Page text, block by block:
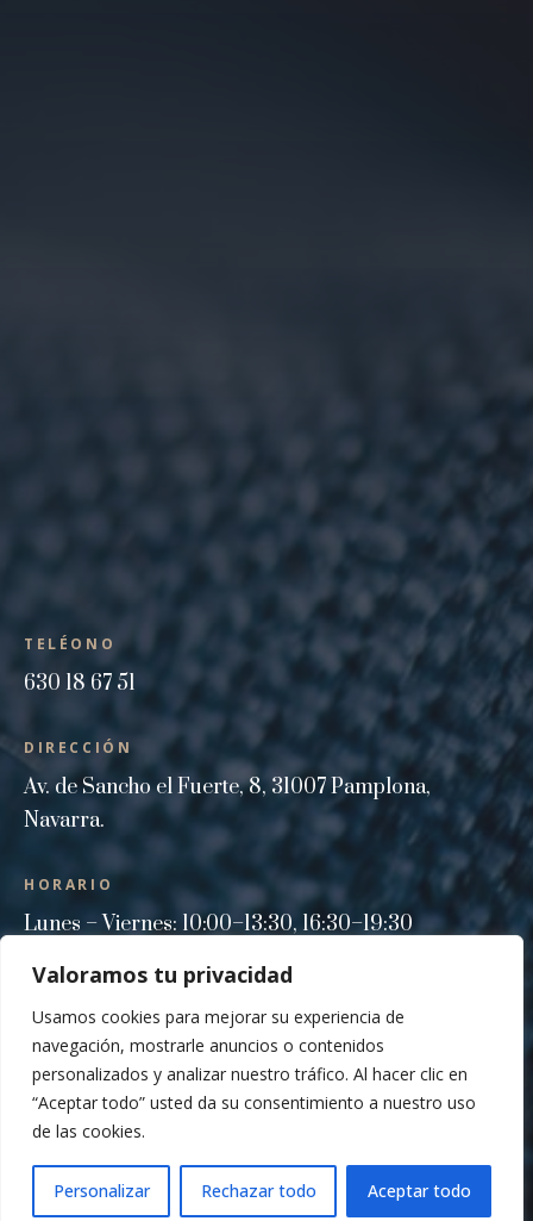
Valoramos tu privacidad
Usamos cookies para mejorar su experiencia de
navegación, mostrarle anuncios o contenidos
personalizados y analizar nuestro tráfico. Al hacer clic en
“Aceptar todo” usted da su consentimiento a nuestro uso
de las cookies.
Personalizar Rechazar todo Aceptar todo
TELÉONO
630 18 67 51
DIRECCIÓN
Av. de Sancho el Fuerte, 8, 31007 Pamplona,
Navarra.
HORARIO
Lunes – Viernes: 10:00–13:30, 16:30–19:30
Domingo: Cerrado
© 2026 Tapicería Javier
Diseño y desarrollo web por saremedia.net